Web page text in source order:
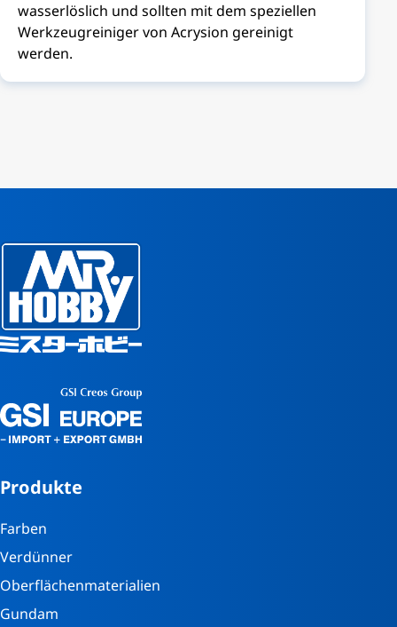
wasserlöslich und sollten mit dem speziellen
Werkzeugreiniger von Acrysion gereinigt
werden.
Produkte
Farben
Verdünner
Oberflächenmaterialien
Gundam